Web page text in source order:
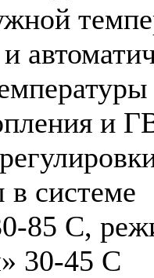
и
в системе
85 С,
30-45 С